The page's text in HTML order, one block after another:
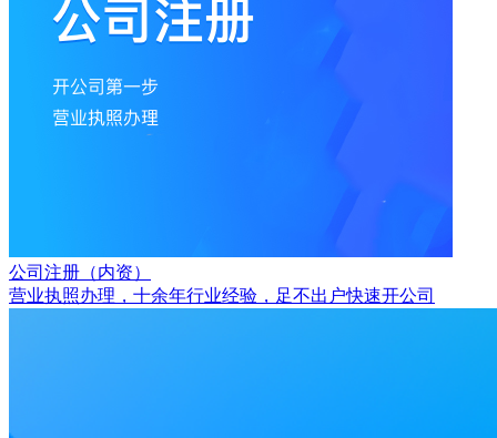
公司注册（内资）
营业执照办理，十余年行业经验，足不出户快速开公司